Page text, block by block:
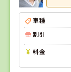
車種
割引
料金